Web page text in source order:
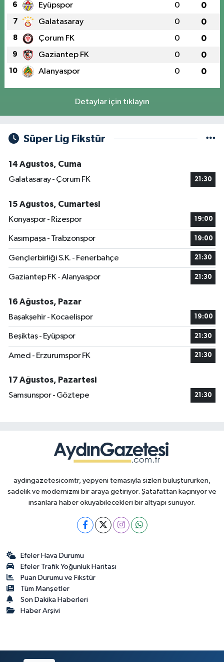
6 Eyüpspor 0 0
7 Galatasaray 0 0
8 Çorum FK 0 0
9 Gaziantep FK 0 0
10 Alanyaspor 0 0
Detaylar için tıklayın
Süper Lig Fikstür
14 Ağustos, Cuma
Galatasaray - Çorum FK
21:30
15 Ağustos, Cumartesi
Konyaspor - Rizespor
19:00
Kasımpaşa - Trabzonspor 19:00
Gençlerbirliği S.K. - Fenerbahçe 21:30
Gaziantep FK - Alanyaspor 21:30
16 Ağustos, Pazar
Başakşehir - Kocaelispor
19:00
Beşiktaş - Eyüpspor 21:30
Amed - Erzurumspor FK 21:30
17 Ağustos, Pazartesi
Samsunspor - Göztepe
21:30
aydingazetesicomtr, yepyeni temasıyla sizleri buluştururken,
sadelik ve modernizmi bir araya getiriyor. Şatafattan kaçınıyor ve
insanlara haber okuyabilecekleri bir altyapı sunuyor.
Efeler Hava Durumu
Efeler Trafik Yoğunluk Haritası
Puan Durumu ve Fikstür
Tüm Manşetler
Son Dakika Haberleri
Haber Arşivi